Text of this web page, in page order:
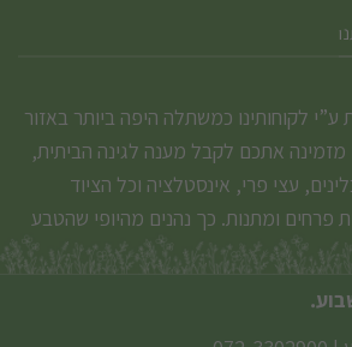
לקוחותינו כמשתלה היפה ביותר באזור
אתכם לקבל מענה לגינה הביתית,
עצי פרי, אינסטלציה וכל הציוד
פרחים ומתנות. כך נהנים מהיופי שהטבע